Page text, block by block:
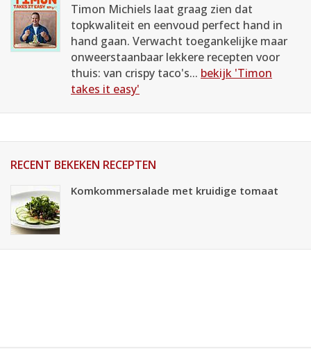
Timon Michiels laat graag zien dat
topkwaliteit en eenvoud perfect hand in
hand gaan. Verwacht toegankelijke maar
onweerstaanbaar lekkere recepten voor
thuis: van crispy taco's... bekijk 'Timon
takes it easy'
RECENT BEKEKEN RECEPTEN
Komkommersalade met kruidige tomaat